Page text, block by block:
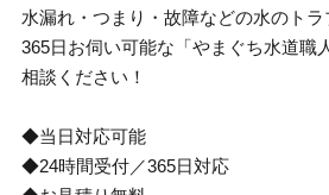
水漏れ・つまり・故障などの水のトラ
365日お伺い可能な「やまぐち水道職
相談ください！
◆当日対応可能
◆24時間受付／365日対応